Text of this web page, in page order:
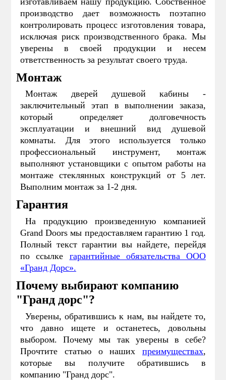
производство дает возможность поэтапно
контролировать процесс изготовления товара,
исключая риск производственного брака. Мы
уверены в своей продукции и несем
ответственность за результат своего труда.
Монтаж
Монтаж дверей душевой кабины -
заключительный этап в выполнении заказа,
который определяет долговечность
эксплуатации и внешний вид душевой
комнаты. Для этого используется только
профессиональный инструмент, монтаж
выполняют установщики с опытом работы на
монтаже стеклянных конструкций от 5 лет.
Выполним монтаж за 1-2 дня.
Гарантия
На продукцию произведенную компанией
Grand Doors мы предоставляем гарантию 1 год.
Полный текст гарантии вы найдете, перейдя
по ссылке гарантийные обязательства ООО
«Гранд Дорс».
Почему выбирают компанию
"Гранд дорс"?
Уверены, обратившись к нам, вы найдете то,
что давно ищете и останетесь, довольны
выбором. Почему мы так уверены в себе?
Прочтите статью о наших преимуществах,
которые вы получите обратившись в
компанию "Гранд дорс".